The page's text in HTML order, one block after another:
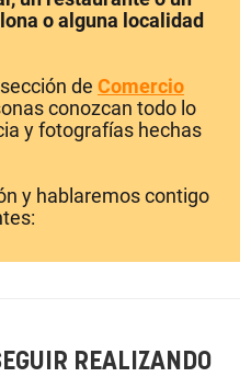
o alguna localidad
de Comercio
conozcan todo lo
y fotografías hechas
y hablaremos contigo
REALIZANDO